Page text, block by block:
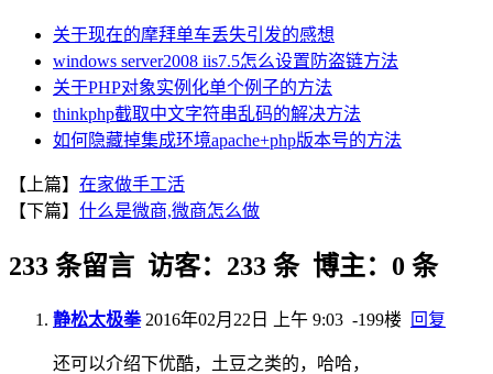
关于现在的摩拜单车丢失引发的感想
windows server2008 iis7.5怎么设置防盗链方法
关于PHP对象实例化单个例子的方法
thinkphp截取中文字符串乱码的解决方法
如何隐藏掉集成环境apache+php版本号的方法
【上篇】 在家做手工活
【下篇】 什么是微商,微商怎么做
233 条留言 访客：233 条 博主：0 条
静松太极拳 2016年02月22日 上午 9:03 -199楼 回复
还可以介绍下优酷，土豆之类的，哈哈，